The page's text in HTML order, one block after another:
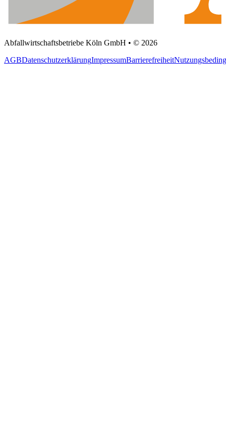
Abfallwirtschaftsbetriebe Köln GmbH • © 2026
AGBDatenschutzerklärungImpressumBarrierefreiheit